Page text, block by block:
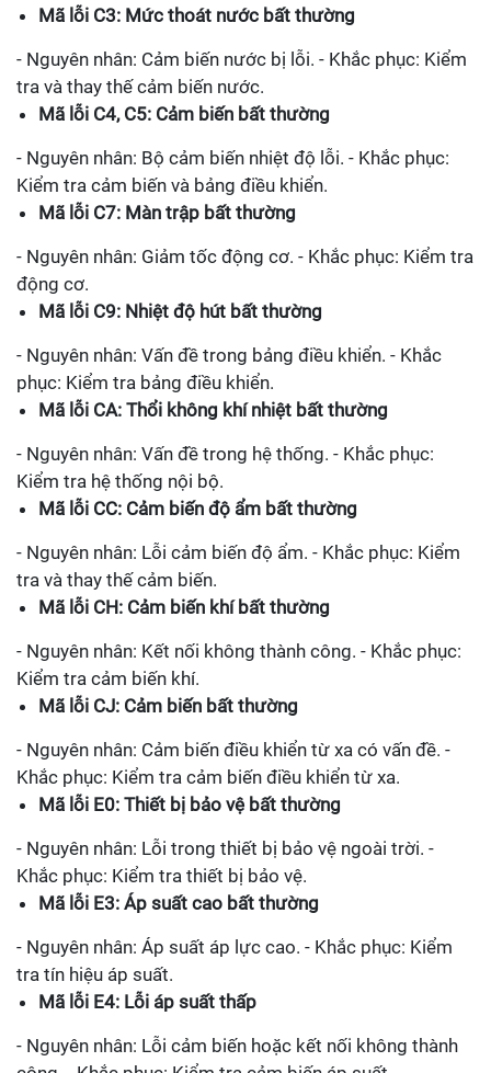
Mã lỗi C3: Mức thoát nước bất thường
- Nguyên nhân: Cảm biến nước bị lỗi. - Khắc phục: Kiểm
tra và thay thế cảm biến nước.
Mã lỗi C4, C5: Cảm biến bất thường
- Nguyên nhân: Bộ cảm biến nhiệt độ lỗi. - Khắc phục:
Kiểm tra cảm biến và bảng điều khiển.
Mã lỗi C7: Màn trập bất thường
- Nguyên nhân: Giảm tốc động cơ. - Khắc phục: Kiểm tra
động cơ.
Mã lỗi C9: Nhiệt độ hút bất thường
- Nguyên nhân: Vấn đề trong bảng điều khiển. - Khắc
phục: Kiểm tra bảng điều khiển.
Mã lỗi CA: Thổi không khí nhiệt bất thường
- Nguyên nhân: Vấn đề trong hệ thống. - Khắc phục:
Kiểm tra hệ thống nội bộ.
Mã lỗi CC: Cảm biến độ ẩm bất thường
- Nguyên nhân: Lỗi cảm biến độ ẩm. - Khắc phục: Kiểm
tra và thay thế cảm biến.
Mã lỗi CH: Cảm biến khí bất thường
- Nguyên nhân: Kết nối không thành công. - Khắc phục:
Kiểm tra cảm biến khí.
Mã lỗi CJ: Cảm biến bất thường
- Nguyên nhân: Cảm biến điều khiển từ xa có vấn đề. -
Khắc phục: Kiểm tra cảm biến điều khiển từ xa.
Mã lỗi E0: Thiết bị bảo vệ bất thường
- Nguyên nhân: Lỗi trong thiết bị bảo vệ ngoài trời. -
Khắc phục: Kiểm tra thiết bị bảo vệ.
Mã lỗi E3: Áp suất cao bất thường
- Nguyên nhân: Áp suất áp lực cao. - Khắc phục: Kiểm
tra tín hiệu áp suất.
Mã lỗi E4: Lỗi áp suất thấp
- Nguyên nhân: Lỗi cảm biến hoặc kết nối không thành